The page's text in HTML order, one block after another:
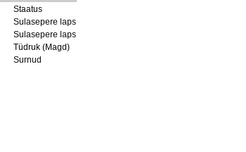
Staatus
Sulasepere laps
Sulasepere laps
Tüdruk (Magd)
Surnud